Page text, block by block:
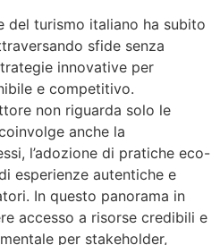
del turismo italiano ha subito
sfide senza
innovative per
e competitivo.
non riguarda solo le
anche la
l’adozione di pratiche eco-
esperienze autentiche e
In questo panorama in
accesso a risorse credibili e
per stakeholder,